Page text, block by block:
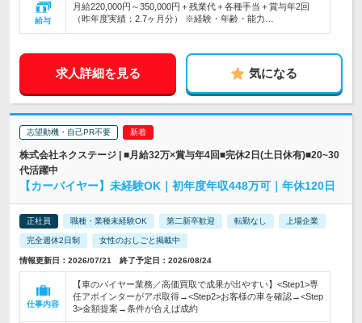
給与
月給220,000円～350,000円＋残業代＋各種手当＋賞与年2回
（昨年度実績：2.7ヶ月分） ※経験・年齢・能力…
求人詳細を見る 気になる
志望動機・自己PR不要
株式会社ネクステージ | ■月給32万×賞与年4回■完休2日(土日休有)■20~30
代活躍中
【カーバイヤー】未経験OK｜初年度年収448万可｜年休120日
正社員 職種・業種未経験OK 第二新卒歓迎 転勤なし 上場企業
完全週休2日制 女性のおしごと掲載中
情報更新日：2026/07/21 終了予定日：2026/08/24
仕事内容
【車のバイヤー業務／高価買取で成果が出やすい】<Step1>専
任アポインターがアポ取得→<Step2>お客様の車を確認→<Step
3>金額提案→条件が合えば成約